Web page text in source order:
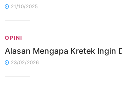
21/10/2025
OPINI
Alasan Mengapa Kretek Ingin
23/02/2026